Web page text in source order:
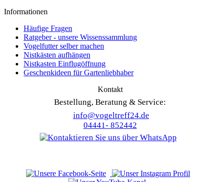
Informationen
Häufige Fragen
Ratgeber - unsere Wissenssammlung
Vogelfutter selber machen
Nistkästen aufhängen
Nistkasten Einflugöffnung
Geschenkideen für Gartenliebhaber
Kontakt
Bestellung, Beratung & Service:
info@vogeltreff24.de
04441- 852442